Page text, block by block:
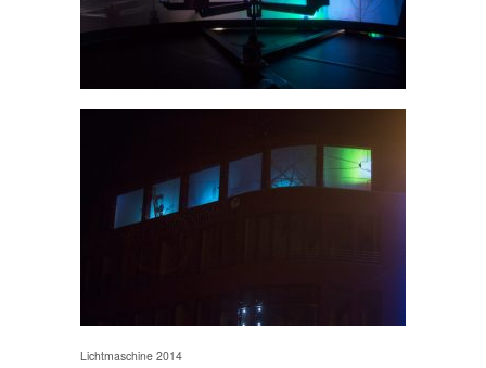
Lichtmaschine 2014